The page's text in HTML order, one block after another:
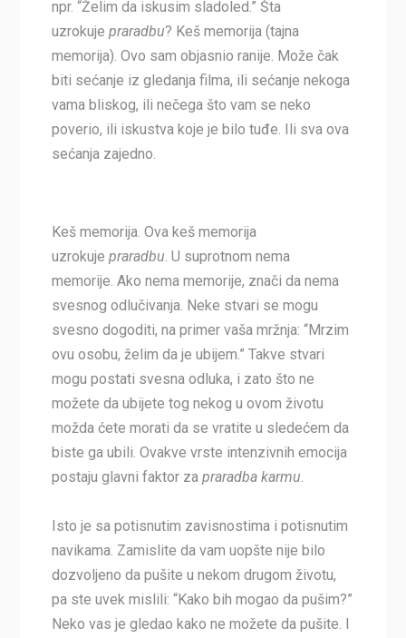
npr. “Želim da iskusim sladoled.” Šta
uzrokuje praradbu? Keš memorija (tajna
memorija). Ovo sam objasnio ranije. Može čak
biti sećanje iz gledanja filma, ili sećanje nekoga
vama bliskog, ili nečega što vam se neko
poverio, ili iskustva koje je bilo tuđe. Ili sva ova
sećanja zajedno.
Keš memorija. Ova keš memorija
uzrokuje praradbu . U suprotnom nema
memorije. Ako nema memorije, znači da nema
svesnog odlučivanja. Neke stvari se mogu
svesno dogoditi, na primer vaša mržnja: “Mrzim
ovu osobu, želim da je ubijem.” Takve stvari
mogu postati svesna odluka, i zato što ne
možete da ubijete tog nekog u ovom životu
možda ćete morati da se vratite u sledećem da
biste ga ubili. Ovakve vrste intenzivnih emocija
postaju glavni faktor za praradba karmu
Isto je sa potisnutim zavisnostima i potisnutim
navikama. Zamislite da vam uopšte nije bilo
dozvoljeno da pušite u nekom drugom životu,
pa ste uvek mislili: “Kako bih mogao da pušim?”
Neko vas je gledao kako ne možete da pušite. I